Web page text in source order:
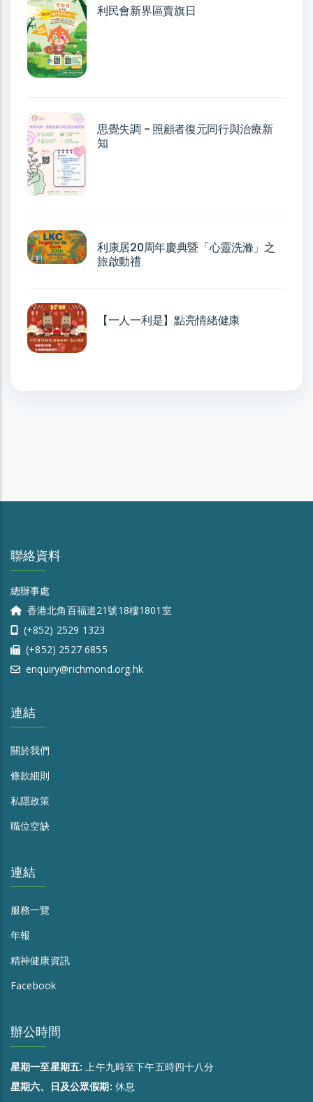
利民會新界區賣旗日
思覺失調 - 照顧者復元同行與治療新
知
利康居20周年慶典暨「心靈洗滌」之
旅啟動禮
【一人一利是】點亮情緒健康
聯絡資料
總辦事處
香港北角百福道21號18樓1801室
(+852) 2529 1323
(+852) 2527 6855
enquiry@richmond.org.hk
連結
關於我們
條款細則
私隱政策
職位空缺
連結
服務一覽
年報
精神健康資訊
Facebook
辦公時間
星期一至星期五:上午九時至下午五時四十八分
星期六、日及公眾假期: 休息